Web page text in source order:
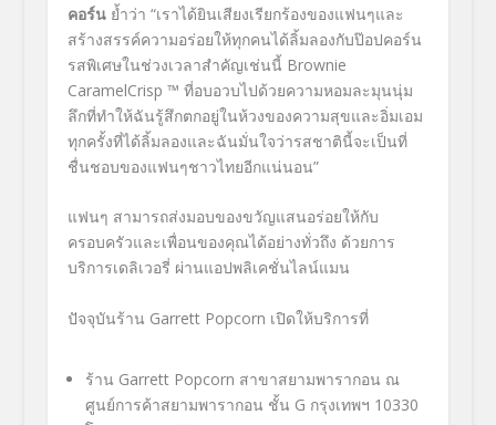
คอร์น ย้ำว่า “เราได้ยินเสียงเรียกร้องของแฟนๆและ
สร้างสรรค์ความอร่อยให้ทุกคนได้ลิ้มลองกับป๊อปคอร์น
รสพิเศษในช่วงเวลาสำคัญเช่นนี้ Brownie
CaramelCrisp ™ ที่อบอวบไปด้วยความหอมละมุนนุ่ม
ลึกที่ทำให้ฉันรู้สึกตกอยู่ในห้วงของความสุขและอิ่มเอม
ทุกครั้งที่ได้ลิ้มลองและฉันมั่นใจว่ารสชาตินี้จะเป็นที่
ชื่นชอบของแฟนๆชาวไทยอีกแน่นอน”
แฟนๆ สามารถส่งมอบของขวัญแสนอร่อยให้กับ
ครอบครัวและเพื่อนของคุณได้อย่างทั่วถึง ด้วยการ
บริการเดลิเวอรี่ ผ่านแอปพลิเคชั่นไลน์แมน
ปัจจุบันร้าน Garrett Popcorn เปิดให้บริการที่
ร้าน Garrett Popcorn สาขาสยามพารากอน ณ
ศูนย์การค้าสยามพารากอน ชั้น G กรุงเทพฯ 10330